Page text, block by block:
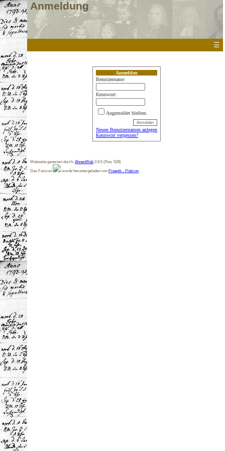
Anmeldung
☰
Anmelden
Benutzername:
Kennwort:
Angemeldet bleiben.
Neuen Benutzernamen anlegen
Kennwort vergessen?
Webseite generiert durch: AhnenWeb 2.6.5 (Rev. 529)
Das Favicon
wurde heruntergeladen von Freepik - Flaticon